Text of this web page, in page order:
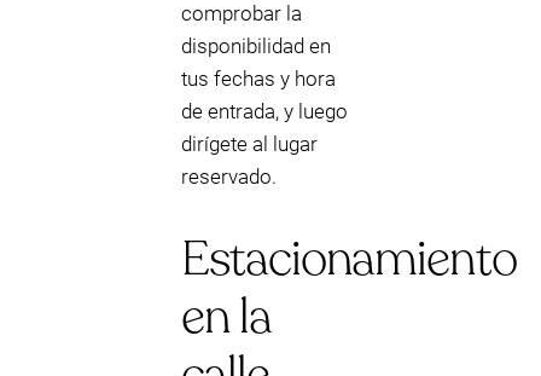
comprobar la
disponibilidad en
tus fechas y hora
de entrada, y luego
dirígete al lugar
reservado.
Estacionamiento
en la